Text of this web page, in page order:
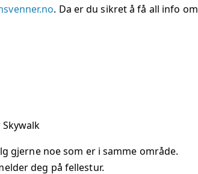
. Da er du sikret å få all info om
gjerne noe som er i samme område.
deg på fellestur.